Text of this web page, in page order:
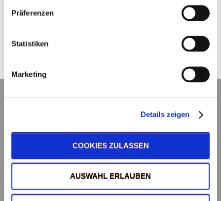
Präferenzen
Statistiken
Marketing
Details zeigen
COOKIES ZULASSEN
AUSWAHL ERLAUBEN